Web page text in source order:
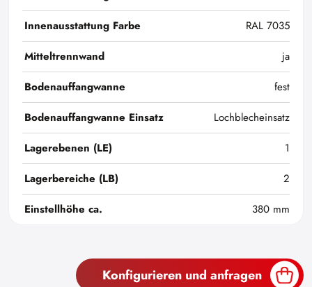
Innenausstattung Farbe
RAL 7035
Mitteltrennwand
ja
Bodenauffangwanne
fest
Bodenauffangwanne Einsatz
Lochblecheinsatz
Lagerebenen (LE)
1
Lagerbereiche (LB)
2
Einstellhöhe ca.
380 mm
Konfigurieren und anfragen